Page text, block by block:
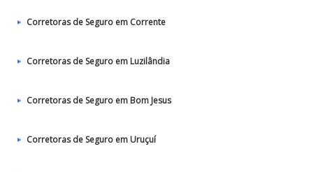
Corretoras de Seguro em Corrente
Corretoras de Seguro em Luzilândia
Corretoras de Seguro em Bom Jesus
Corretoras de Seguro em Uruçuí